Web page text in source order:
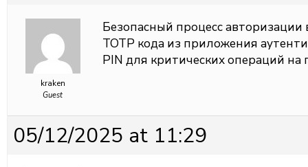
kraken
Guest
Безопасный процесс авторизации
TOTP кода из приложения
PIN для критических операций на
05/12/2025 at 11:29